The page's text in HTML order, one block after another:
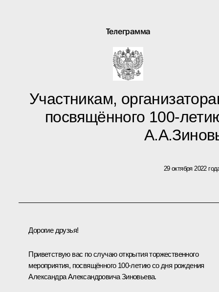
Телеграмма
Участникам,
посвящённого 100-
29 октября 2022
Дорогие друзья!
Приветствую вас по случаю открытия торжественного
мероприятия, посвящённого 100-летию со дня рождения
Александра Александровича Зиновьева.